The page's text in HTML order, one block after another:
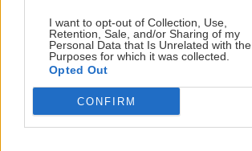
I want to opt-out of Collection, Use,
Retention, Sale, and/or Sharing of my
Personal Data that Is Unrelated with the
Purposes for which it was collected.
Opted Out
CONFIRM
Podobné články